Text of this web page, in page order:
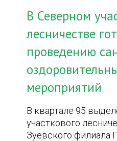
В Северном
лесничестве
проведению
мероприятий
В квартале 95
участкового
Зуевского филиала